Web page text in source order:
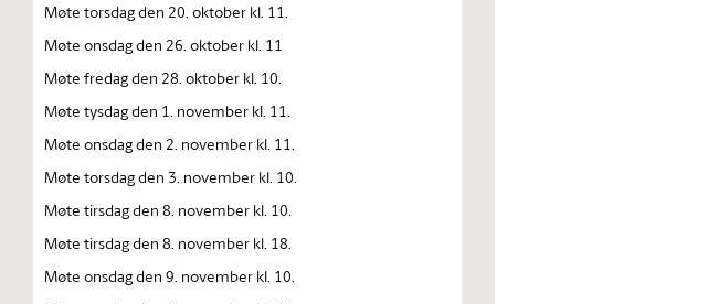
Møte torsdag den 20. oktober kl. 11.
Møte onsdag den 26. oktober kl. 11
Møte fredag den 28. oktober kl. 10.
Møte tysdag den 1. november kl. 11.
Møte onsdag den 2. november kl. 11.
Møte torsdag den 3. november kl. 10.
Møte tirsdag den 8. november kl. 10.
Møte tirsdag den 8. november kl. 18.
Møte onsdag den 9. november kl. 10.